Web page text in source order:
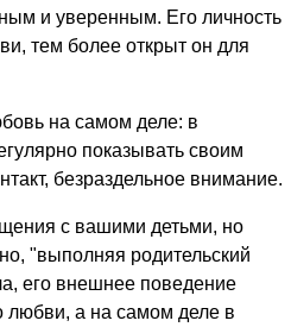
и уверенным. Его личность
тем более открыт он для
на самом деле: в
показывать своим
безраздельное внимание.
с вашими детьми, но
"выполняя родительский
его внешнее поведение
любви, а на самом деле в